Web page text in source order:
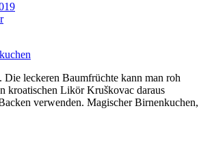
Die leckeren Baumfrüchte kann man roh
kroatischen Likör Kruškovac daraus
verwenden. Magischer Birnenkuchen,